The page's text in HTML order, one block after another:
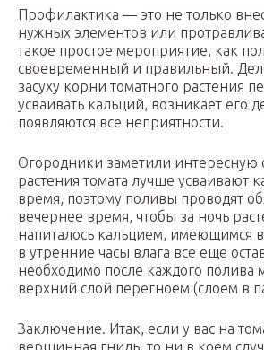
Профилактика — это не только
нужных элементов или
такое простое мероприятие, как
своевременный и правильный.
засуху корни томатного растения
усваивать кальций, возникает его
появляются все неприятности.
Огородники заметили интересную
растения томата лучше усваивают
время, поэтому поливы проводят
вечернее время, чтобы за ночь
напиталось кальцием, имеющимся
в утренние часы влага все еще
необходимо после каждого полива
верхний слой перегноем (слоем в
Заключение. Итак, если у вас на
вершинная гниль, то ни в коем